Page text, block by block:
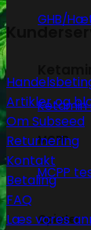
GHB/
MCPP
MCPP
Opiater
Artikler og
Om Subseed
Returnering
Kontakt
Betaling
FAQ
Læs vores